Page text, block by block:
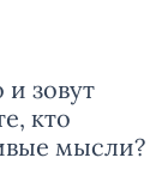
и зовут
кто
мысли?